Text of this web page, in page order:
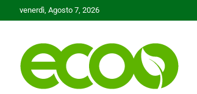
to
venerdì, Agosto 7, 2026